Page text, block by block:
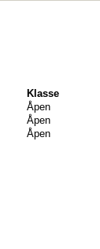
Klasse
Åpen
Åpen
Åpen